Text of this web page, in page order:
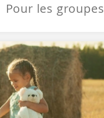
Pour les groupes